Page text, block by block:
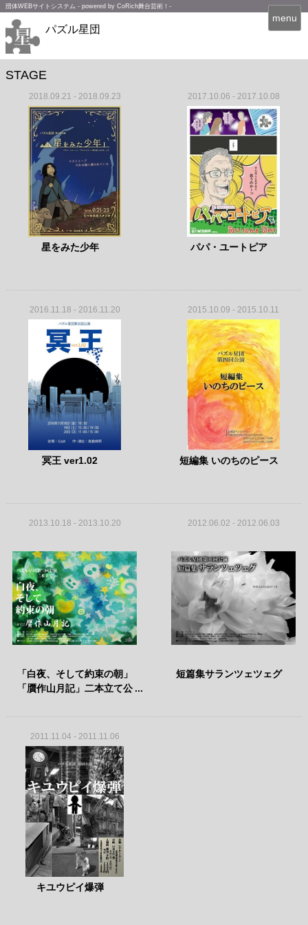
団体WEBサイトシステム - powered by CoRich舞台芸術！-
パズル星団
T
o
g
n
a
v
g
t
i
o
n
menu
STAGE
2018.09.21 - 2018.09.23
星をみた少年
2017.10.06 - 2017.10.08
パパ・ユートピア
2016.11.18 - 2016.11.20
冥王 ver1.02
2015.10.09 - 2015.10.11
短編集 いのちのピース
2013.10.18 - 2013.10.20
「白夜、そして約束の朝」
「贋作山月記」二本立て公
2012.06.02 - 2012.06.03
短篇集サランツェツェグ
2011.11.04 - 2011.11.06
キユウピイ爆弾